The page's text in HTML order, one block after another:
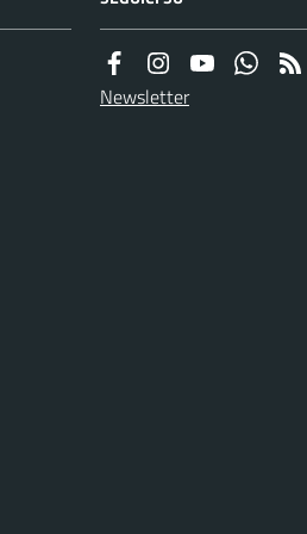
Newsletter